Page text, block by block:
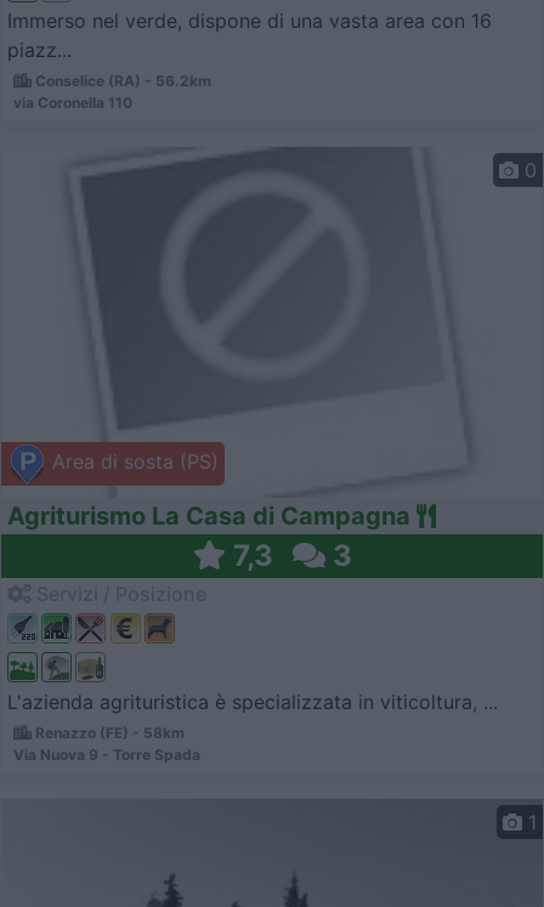
Immerso nel verde, dispone di una vasta area con 16
piazz...
Conselice (RA) - 56.2km
via Coronella 110
Area di sosta (PS)
0
Agriturismo La Casa di Campagna
7,3 3
L'azienda agrituristica è specializzata in viticoltura, ...
Renazzo (FE) - 58km
Via Nuova 9 - Torre Spada
1